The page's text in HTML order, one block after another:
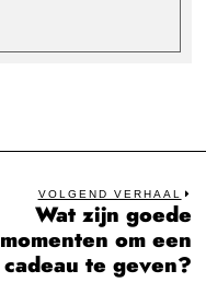
VOLGEND VERHAAL
Wat zijn goede
momenten om een
cadeau te geven?